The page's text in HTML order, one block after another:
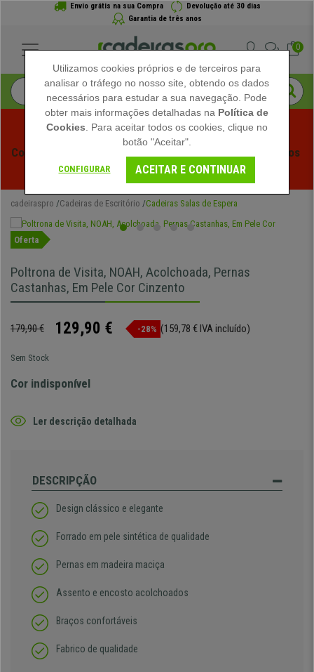
Envio grátis na sua Compra
Devolução até 30 dias
Garantia de três anos
0
Começam os Saldos de Verão em Cadeiraspro! Descontos
Exclusivos por Tempo Limitado - Ver Promoção
cadeiraspro Cadeiras de Escritório Cadeiras Salas de Espera
Oferta
Poltrona de Visita, NOAH, Acolchoada, Pernas
Castanhas, Em Pele Cor Cinzento
179,90 € 129,90 € -28% (159,78 € IVA incluído)
Sem Stock
Cor indisponível
Ler descrição detalhada
DESCRIPÇÃO
Design clássico e elegante
Forrado em pele sintética de qualidade
Pernas em madeira maciça
Assento e encosto acolchoados
Braços confortáveis
Fabrico de qualidade
Utilizamos cookies próprios e de terceiros para
analisar o tráfego no nosso site, obtendo os dados
necessários para estudar a sua navegação. Pode
obter mais informações detalhadas na Política de
Cookies . Para aceitar todos os cookies, clique no
botão "Aceitar".
CONFIGURAR ACEITAR E CONTINUAR